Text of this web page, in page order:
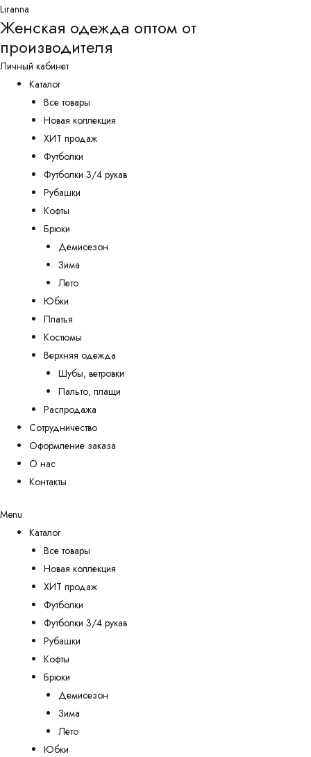
Перейти
к
содержимому
Liranna
Женская одежда оптом от
производителя
Личный кабинет
Каталог
Все товары
Новая коллекция
ХИТ продаж
Футболки
Футболки 3/4 рукав
Рубашки
Кофты
Брюки
Демисезон
Зима
Лето
Юбки
Платья
Костюмы
Верхняя одежда
Шубы, ветровки
Пальто, плащи
Распродажа
Сотрудничество
Оформление заказа
О нас
Контакты
Menu
Каталог
Все товары
Новая коллекция
ХИТ продаж
Футболки
Футболки 3/4 рукав
Рубашки
Кофты
Брюки
Демисезон
Зима
Лето
Юбки